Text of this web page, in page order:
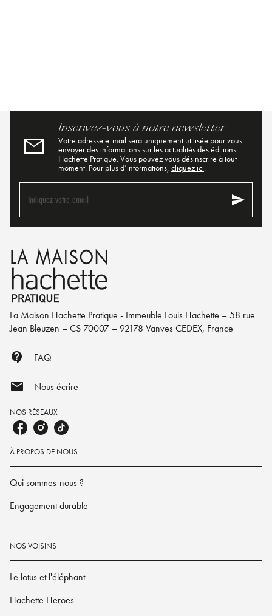
Inscrivez-vous à notre newsletter
Votre adresse e-mail sera uniquement utilisée pour vous
envoyer des informations sur les actualités des éditions
Hachette Pratique. Vous pouvez vous désinscrire à tout
moment. Pour plus d’informations, cliquez ici.
Indiquez votre email send
La Maison Hachette Pratique - Immeuble Louis Hachette – 58 rue
Jean Bleuzen – CS 70007 – 92178 Vanves CEDEX, France
contact_support FAQ
mail Nous écrire
NOS RÉSEAUX
À PROPOS DE NOUS
Qui sommes-nous ?
Engagement durable
NOS VOISINS
Le lotus et l'éléphant
Hachette Heroes